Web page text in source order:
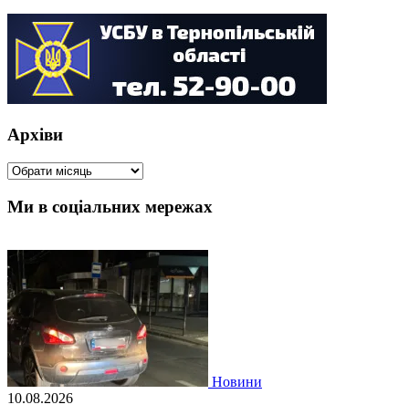
Архіви
Архіви
Ми в соціальних мережах
Новини
10.08.2026